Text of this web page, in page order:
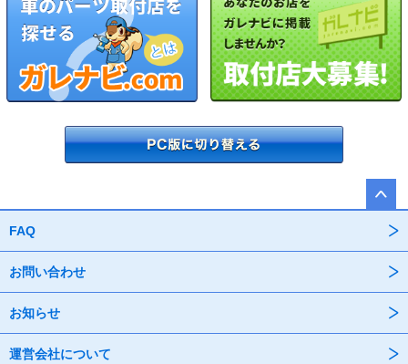
FAQ
お問い合わせ
お知らせ
運営会社について